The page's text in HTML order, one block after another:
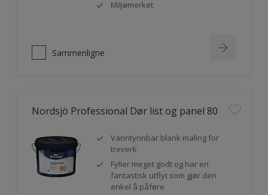
Miljømerket
Sammenligne
Nordsjö Professional Dør list og panel 80
Vanntynnbar blank maling for
treverk
Fyller meget godt og har en
fantastisk utflyt som gjør den
enkel å påføre